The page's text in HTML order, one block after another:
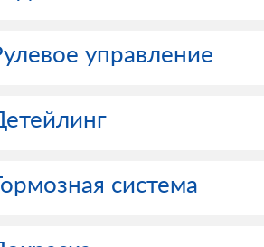
управление
система